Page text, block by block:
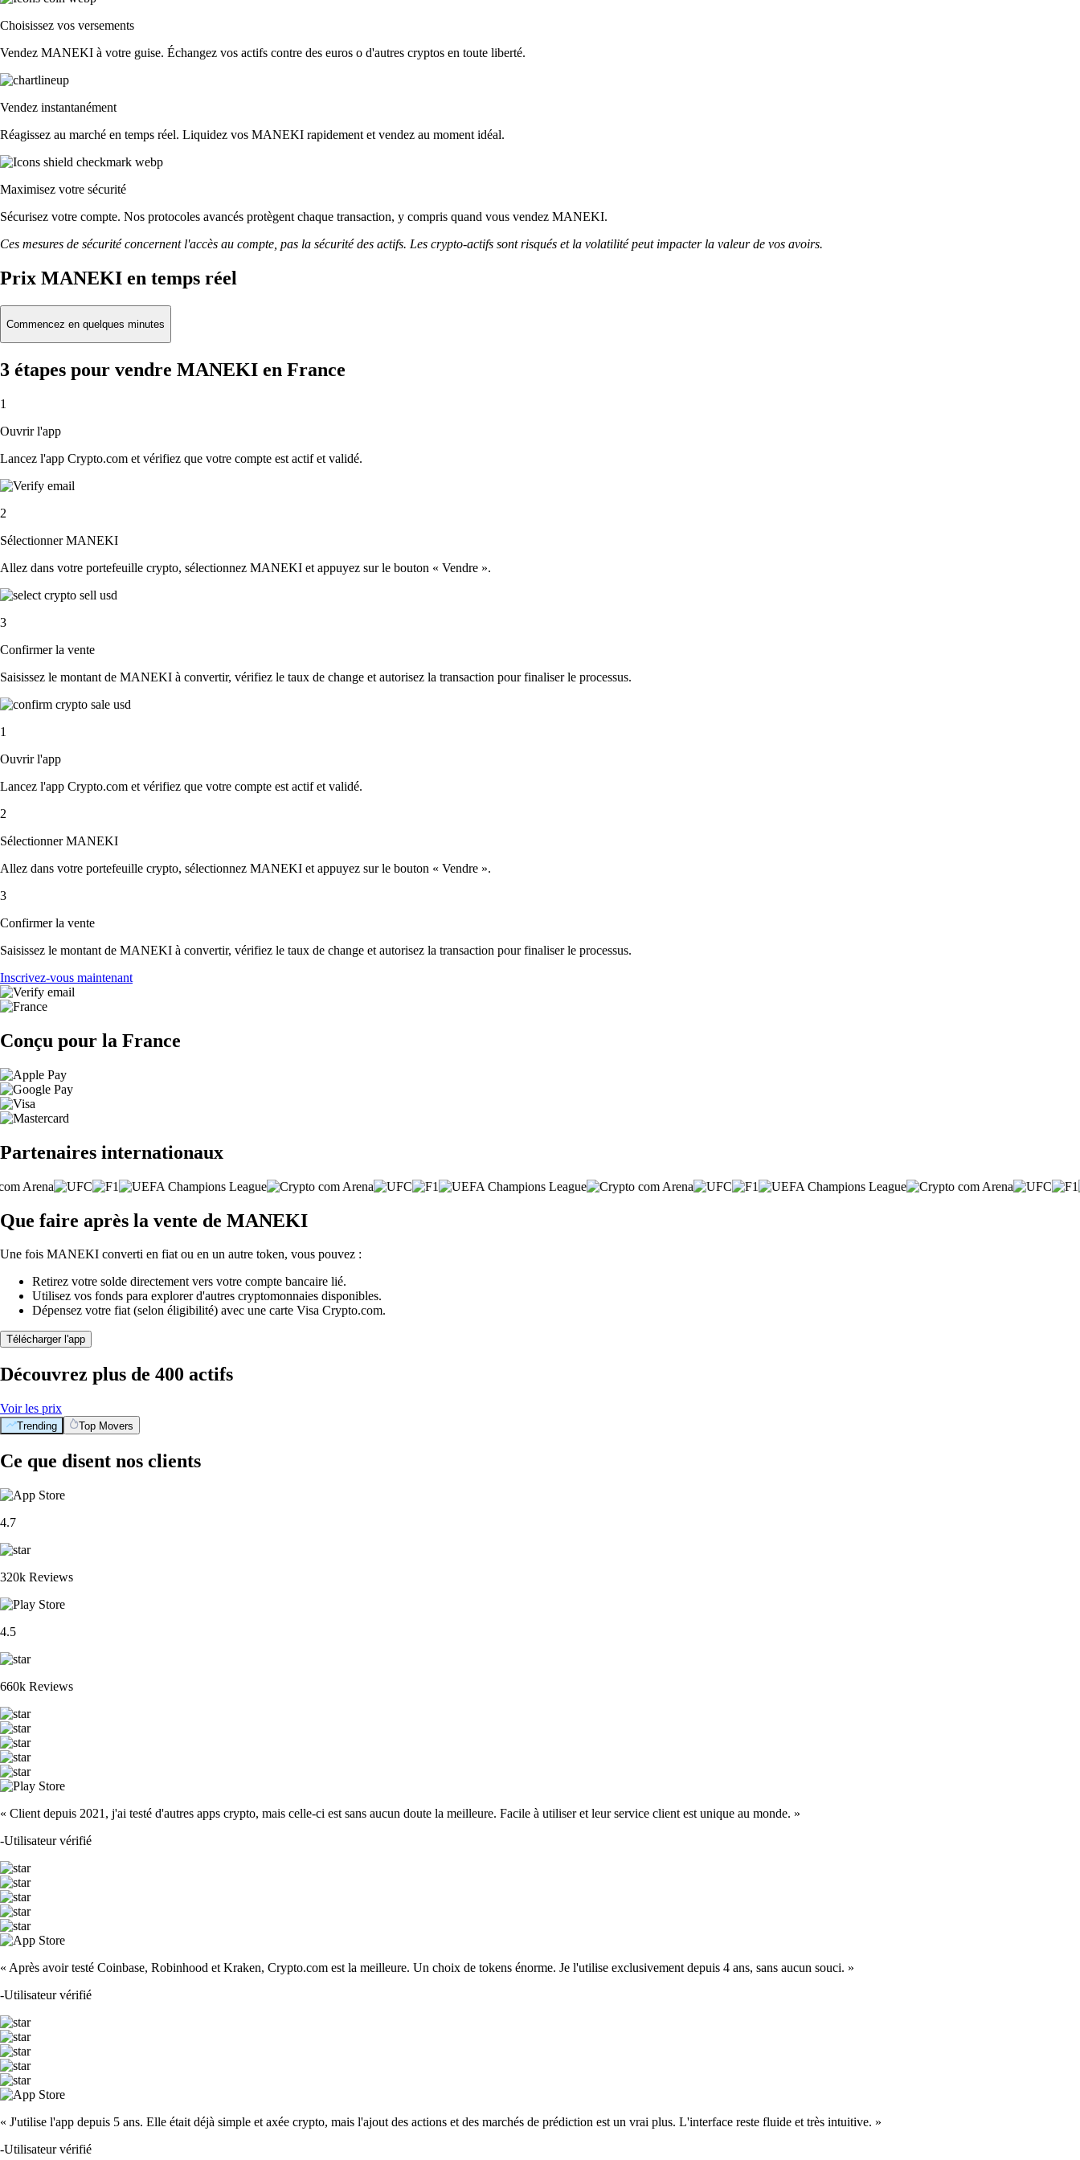
Choisissez vos versements
Vendez MANEKI à votre guise. Échangez vos actifs contre des euros o d'autres cryptos en toute liberté.
Vendez instantanément
Réagissez au marché en temps réel. Liquidez vos MANEKI rapidement et vendez au moment idéal.
Maximisez votre sécurité
Sécurisez votre compte. Nos protocoles avancés protègent chaque transaction, y compris quand vous vendez MANEKI.
Ces mesures de sécurité concernent l'accès au compte, pas la sécurité des actifs. Les crypto-actifs sont risqués et la volatilité peut impacter la valeur de vos avoirs.
Prix MANEKI en temps réel
Commencez en quelques minutes
3 étapes pour vendre MANEKI en France
1
Ouvrir l'app
Lancez l'app Crypto.com et vérifiez que votre compte est actif et validé.
2
Sélectionner MANEKI
Allez dans votre portefeuille crypto, sélectionnez MANEKI et appuyez sur le bouton « Vendre ».
3
Confirmer la vente
Saisissez le montant de MANEKI à convertir, vérifiez le taux de change et autorisez la transaction pour finaliser le processus.
1
Ouvrir l'app
Lancez l'app Crypto.com et vérifiez que votre compte est actif et validé.
2
Sélectionner MANEKI
Allez dans votre portefeuille crypto, sélectionnez MANEKI et appuyez sur le bouton « Vendre ».
3
Confirmer la vente
Saisissez le montant de MANEKI à convertir, vérifiez le taux de change et autorisez la transaction pour finaliser le processus.
Inscrivez-vous maintenant
Conçu pour la France
Partenaires internationaux
Que faire après la vente de MANEKI
Une fois MANEKI converti en fiat ou en un autre token, vous pouvez :
Retirez votre solde directement vers votre compte bancaire lié.
Utilisez vos fonds para explorer d'autres cryptomonnaies disponibles.
Dépensez votre fiat (selon éligibilité) avec une carte Visa Crypto.com.
Télécharger l'app
Découvrez plus de 400 actifs
Voir les prix
Trending Top Movers
Ce que disent nos clients
4.7
320k Reviews
4.5
660k Reviews
« Client depuis 2021, j'ai testé d'autres apps crypto, mais celle-ci est sans aucun doute la meilleure. Facile à utiliser et leur service client est unique au monde. »
-Utilisateur vérifié
« Après avoir testé Coinbase, Robinhood et Kraken, Crypto.com est la meilleure. Un choix de tokens énorme. Je l'utilise exclusivement depuis 4 ans, sans aucun souci. »
-Utilisateur vérifié
« J'utilise l'app depuis 5 ans. Elle était déjà simple et axée crypto, mais l'ajout des actions et des marchés de prédiction est un vrai plus. L'interface reste fluide et très intuitive. »
-Utilisateur vérifié